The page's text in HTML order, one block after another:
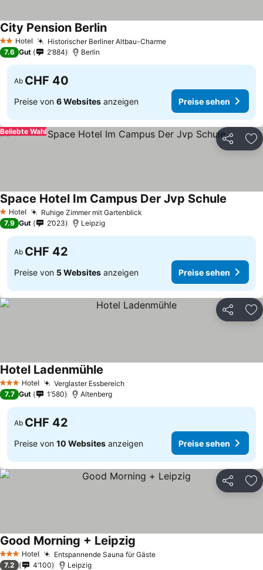
2 Sterne
Hotel Historischer Berliner Altbau-Charme
City Pension Berlin
7.6 Gut 2’884 Berlin
Ab CHF 40
Preise von 6 Websites anzeigen Preise sehen
Teilen
Beliebte Wahl
1 Sterne
Hotel Ruhige Zimmer mit Gartenblick
Space Hotel Im Campus Der Jvp Schule
7.9 Gut 2’023 Leipzig
Ab CHF 42
Preise von 5 Websites anzeigen Preise sehen
Teilen
3 SterneHotel Verglaster Essbereich
Hotel Ladenmühle
7.7 Gut 1’580 Altenberg
Ab CHF 42
Preise von 10 Websites anzeigen Preise sehen
Teilen
3 SterneHotel Entspannende Sauna für Gäste
Good Morning + Leipzig
7.2 4’100 Leipzig